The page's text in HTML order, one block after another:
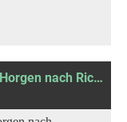
3. Etappe Zürichsee-Rundweg: Von Horgen nach Richterswil